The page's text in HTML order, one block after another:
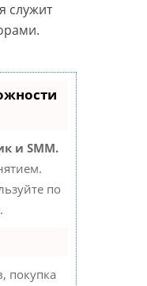
служит
и SMM.
по
покупка